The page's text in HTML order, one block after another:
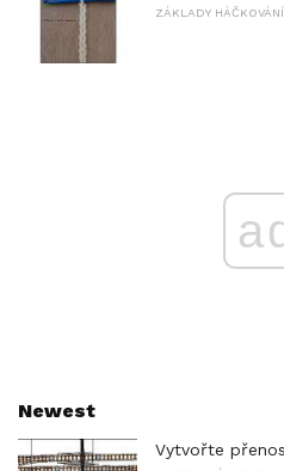
ZÁKLADY HÁČKOVÁNÍ
Newest
Vytvořte